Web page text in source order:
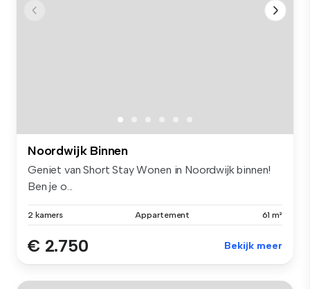
Noordwijk Binnen
Geniet van Short Stay Wonen in Noordwijk binnen!
Ben je o...
2 kamers Appartement 61 m²
€ 2.750 Bekijk meer